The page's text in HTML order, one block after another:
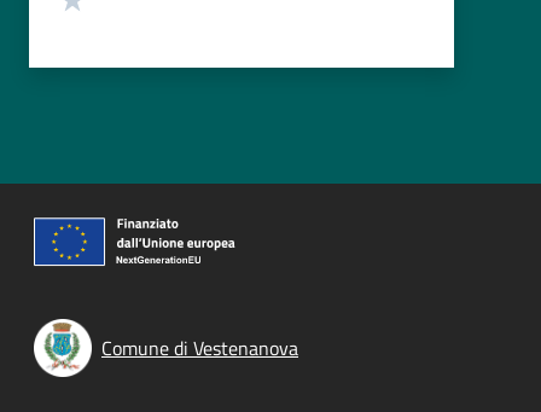
Comune di Vestenanova